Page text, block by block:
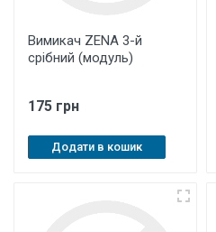
Вимикач ZENA 3-й
срібний (модуль)
175 грн
Додати в кошик